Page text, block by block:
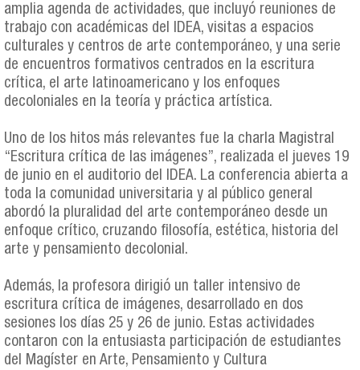
amplia agenda de actividades, que incluyó reuniones de
trabajo con académicas del IDEA, visitas a espacios
culturales y centros de arte contemporáneo, y una serie
de encuentros formativos centrados en la escritura
crítica, el arte latinoamericano y los enfoques
decoloniales en la teoría y práctica artística.
Uno de los hitos más relevantes fue la charla Magistral
“Escritura crítica de las imágenes”, realizada el jueves 19
de junio en el auditorio del IDEA. La conferencia abierta a
toda la comunidad universitaria y al público general
abordó la pluralidad del arte contemporáneo desde un
enfoque crítico, cruzando filosofía, estética, historia del
arte y pensamiento decolonial.
Además, la profesora dirigió un taller intensivo de
escritura crítica de imágenes, desarrollado en dos
sesiones los días 25 y 26 de junio. Estas actividades
contaron con la entusiasta participación de estudiantes
del Magíster en Arte, Pensamiento y Cultura